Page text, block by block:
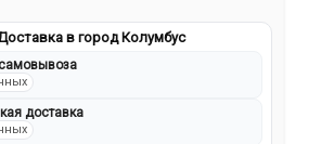
в город Колумбус
доставка